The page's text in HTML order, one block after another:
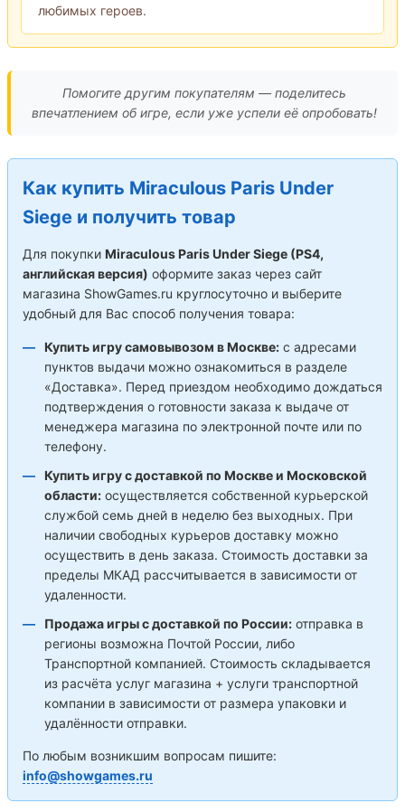
любимых героев.
Помогите другим покупателям — поделитесь
впечатлением об игре, если уже успели её опробовать!
Как купить Miraculous Paris Under
Siege и получить товар
Для покупки Miraculous Paris Under Siege (PS4,
английская версия) оформите заказ через сайт
магазина ShowGames.ru круглосуточно и выберите
удобный для Вас способ получения товара:
Купить игру самовывозом в Москве: с адресами
пунктов выдачи можно ознакомиться в разделе
«Доставка». Перед приездом необходимо дождаться
подтверждения о готовности заказа к выдаче от
менеджера магазина по электронной почте или по
телефону.
Купить игру с доставкой по Москве и Московской
области: осуществляется собственной курьерской
службой семь дней в неделю без выходных. При
наличии свободных курьеров доставку можно
осуществить в день заказа. Стоимость доставки за
пределы МКАД рассчитывается в зависимости от
удаленности.
Продажа игры с доставкой по России: отправка в
регионы возможна Почтой России, либо
Транспортной компанией. Стоимость складывается
из расчёта услуг магазина + услуги транспортной
компании в зависимости от размера упаковки и
удалённости отправки.
По любым возникшим вопросам пишите:
info@showgames.ru